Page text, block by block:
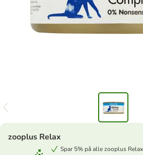
zooplus Relax
Spar 5% på alle zooplus